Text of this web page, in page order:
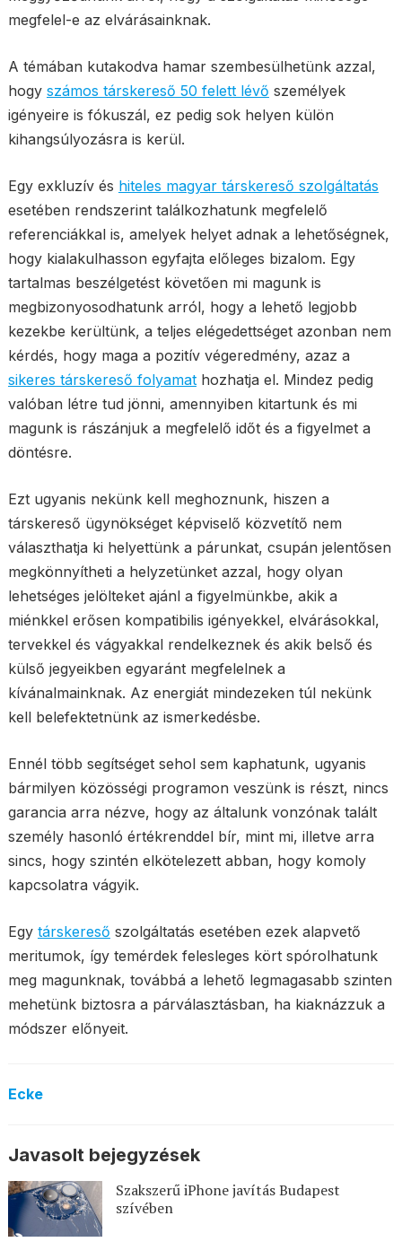
megfelel-e az elvárásainknak.
A témában kutakodva hamar szembesülhetünk azzal,
hogy számos társkereső 50 felett lévő személyek
igényeire is fókuszál, ez pedig sok helyen külön
kihangsúlyozásra is kerül.
Egy exkluzív és hiteles magyar társkereső szolgáltatás
esetében rendszerint találkozhatunk megfelelő
referenciákkal is, amelyek helyet adnak a lehetőségnek,
hogy kialakulhasson egyfajta előleges bizalom. Egy
tartalmas beszélgetést követően mi magunk is
megbizonyosodhatunk arról, hogy a lehető legjobb
kezekbe kerültünk, a teljes elégedettséget azonban nem
kérdés, hogy maga a pozitív végeredmény, azaz a
sikeres társkereső folyamathozhatja el. Mindez pedig
valóban létre tud jönni, amennyiben kitartunk és mi
magunk is rászánjuk a megfelelő időt és a figyelmet a
döntésre.
Ezt ugyanis nekünk kell meghoznunk, hiszen a
társkereső ügynökséget képviselő közvetítő nem
választhatja ki helyettünk a párunkat, csupán jelentősen
megkönnyítheti a helyzetünket azzal, hogy olyan
lehetséges jelölteket ajánl a figyelmünkbe, akik a
miénkkel erősen kompatibilis igényekkel, elvárásokkal,
tervekkel és vágyakkal rendelkeznek és akik belső és
külső jegyeikben egyaránt megfelelnek a
kívánalmainknak. Az energiát mindezeken túl nekünk
kell belefektetnünk az ismerkedésbe.
Ennél több segítséget sehol sem kaphatunk, ugyanis
bármilyen közösségi programon veszünk is részt, nincs
garancia arra nézve, hogy az általunk vonzónak talált
személy hasonló értékrenddel bír, mint mi, illetve arra
sincs, hogy szintén elkötelezett abban, hogy komoly
kapcsolatra vágyik.
Egy társkereső szolgáltatás esetében ezek alapvető
meritumok, így temérdek felesleges kört spórolhatunk
meg magunknak, továbbá a lehető legmagasabb szinten
mehetünk biztosra a párválasztásban, ha kiaknázzuk a
módszer előnyeit.
Ecke
Javasolt bejegyzések
Szakszerű iPhone javítás Budapest
szívében